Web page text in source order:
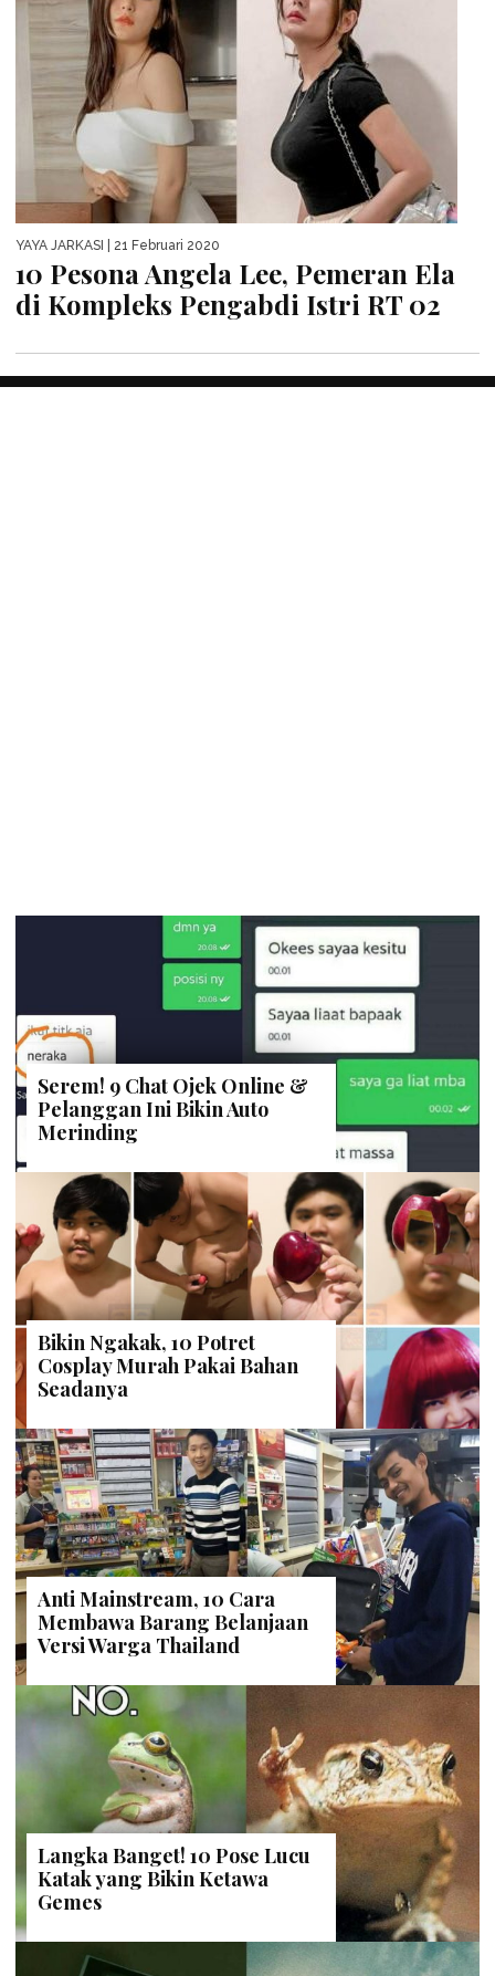
YAYA JARKASI | 21 Februari 2020
10 Pesona Angela Lee, Pemeran Ela
di Kompleks Pengabdi Istri RT 02
Serem! 9 Chat Ojek Online &
Pelanggan Ini Bikin Auto
Merinding
Bikin Ngakak, 10 Potret
Cosplay Murah Pakai Bahan
Seadanya
Anti Mainstream, 10 Cara
Membawa Barang Belanjaan
Versi Warga Thailand
Langka Banget! 10 Pose Lucu
Katak yang Bikin Ketawa
Gemes